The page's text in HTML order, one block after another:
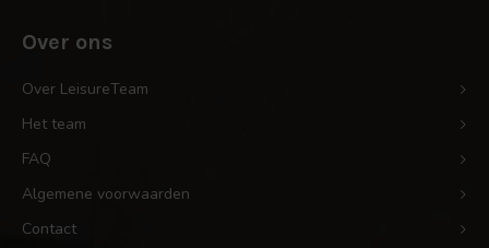
Over ons
Over LeisureTeam
Het team
FAQ
Algemene voorwaarden
Contact